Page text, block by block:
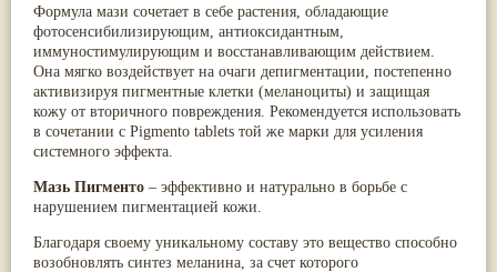
Формула мази сочетает в себе растения, обладающие
фотосенсибилизирующим, антиоксидантным,
иммуностимулирующим и восстанавливающим действием.
Она мягко воздействует на очаги депигментации, постепенно
активизируя пигментные клетки (меланоциты) и защищая
кожу от вторичного повреждения. Рекомендуется использовать
в сочетании с Pigmento tablets той же марки для усиления
системного эффекта.
Мазь Пигменто – эффективно и натурально в борьбе с
нарушением пигментацией кожи.
Благодаря своему уникальному составу это вещество способно
возобновлять синтез меланина, за счет которого
Паслён черный (13)
Ипомея(12)
Коричник цейлонский(12)
Мирра(12)
Розовая соль (12)
Сверция(12)
Виноград(11)
Каменная соль(11)
Мукуна жгучая(11)
Ним(11)
Перец чаба